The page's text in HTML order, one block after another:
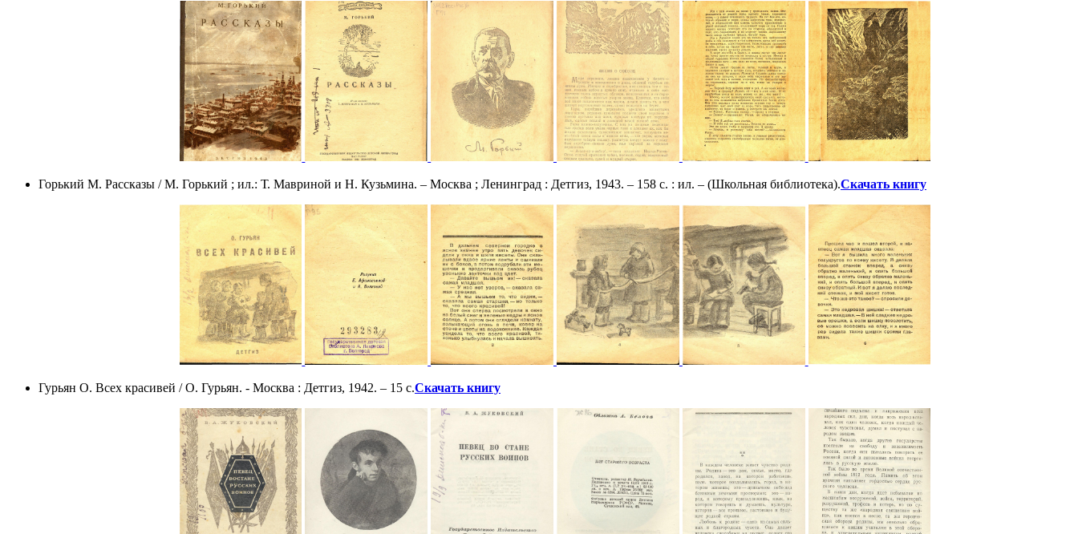
Горький М. Рассказы / М. Горький ; ил.: Т. Мавриной и Н. Кузьмина. – Москва ; Ленинград : Детгиз, 1943. – 158 с. : ил. – (Школьная библиотека).Скачать книгу
Гурьян О. Всех красивей / О. Гурьян. - Москва : Детгиз, 1942. – 15 с.Скачать книгу